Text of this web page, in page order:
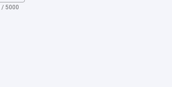
/ 5000